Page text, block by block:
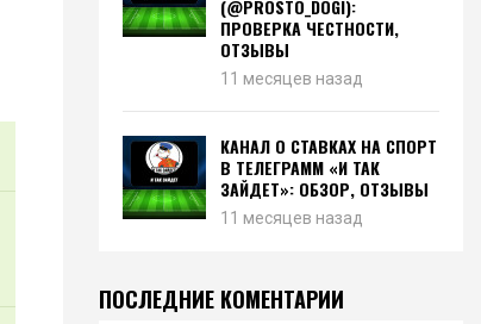
(@PROSTO_DOGI):
ПРОВЕРКА ЧЕСТНОСТИ,
ОТЗЫВЫ
11 месяцев назад
КАНАЛ О СТАВКАХ НА СПОРТ
В ТЕЛЕГРАММ «И ТАК
ЗАЙДЕТ»: ОБЗОР, ОТЗЫВЫ
11 месяцев назад
ПОСЛЕДНИЕ КОМЕНТАРИИ